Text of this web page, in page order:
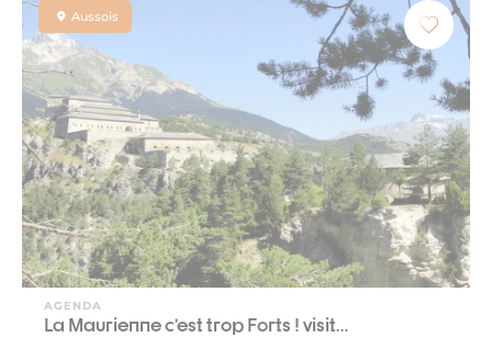
Aussois
AGENDA
La Maurienne c’est trop Forts ! visit…